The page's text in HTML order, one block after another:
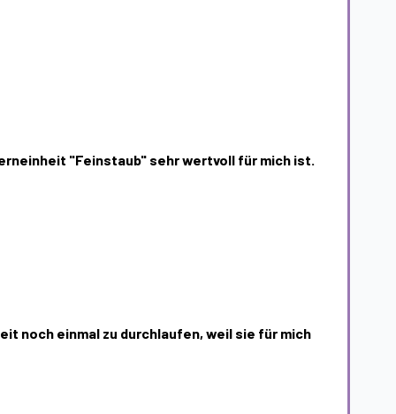
"Feinstaub" sehr wertvoll für mich ist.
noch einmal zu durchlaufen, weil sie für mich